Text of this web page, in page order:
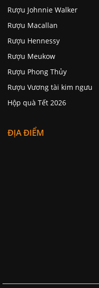
Rượu Johnnie Walker
Rượu Macallan
Rượu Hennessy
Rượu Meukow
Rượu Phong Thủy
Rượu Vương tài kim ngưu
Hộp quà Tết 2026
ĐỊA ĐIỂM